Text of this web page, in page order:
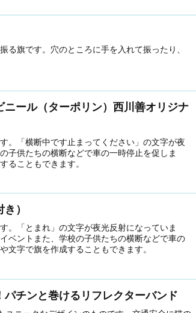
る旗です。穴のところに手を入れて振ったり、
ニール（ターポリン）西川善オリジナ
。「横断中です止まってください」の文字が夜
子供たちの横断などで車の一時停止を促しま
ることもできます。
）
。「とまれ」の文字が夜光反射になっていま
ベントまた、学校の子供たちの横断などで車の
文字で旗を作成することもできます。
チンと巻けるリフレクターバンド